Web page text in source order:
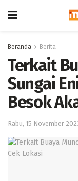
Beranda Berita
Terkait
Sungai
Besok
Rabu, 15 November